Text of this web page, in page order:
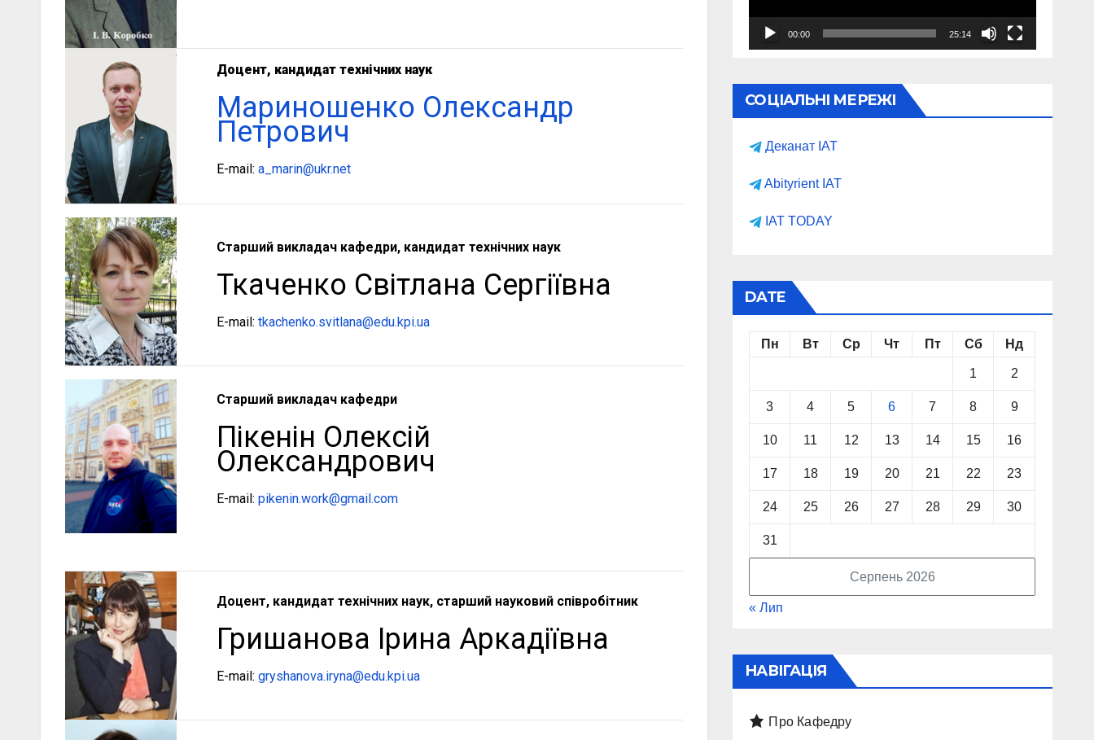
Доцент, кандидат технічних наук
Мариношенко Олександр
Петрович
E-mail:a_marin@ukr.net
Старший викладач кафедри, кандидат технічних наук
Ткаченко Світлана Сергіївна
E-mail:tkachenko.svitlana@edu.kpi.ua
Старший викладач кафедри
Пікенін Олексій
Олександрович
E-mail:pikenin.work@gmail.com
Доцент, кандидат технічних наук, старший науковий співробітник
Гришанова Ірина Аркадіївна
E-mail:gryshanova.iryna@edu.kpi.ua
00:00 25:14
СОЦІАЛЬНІ МЕРЕЖІ
Деканат ІАТ
Abityrient IAT
IAT TODAY
DATE
Серпень 2026
Пн Вт Ср Чт Пт Сб Нд
1 2
3 4 5 6 7 8 9
10 11 12 13 14 15 16
17 18 19 20 21 22 23
24 25 26 27 28 29 30
31
« Лип
НАВІГАЦІЯ
Про Кафедру